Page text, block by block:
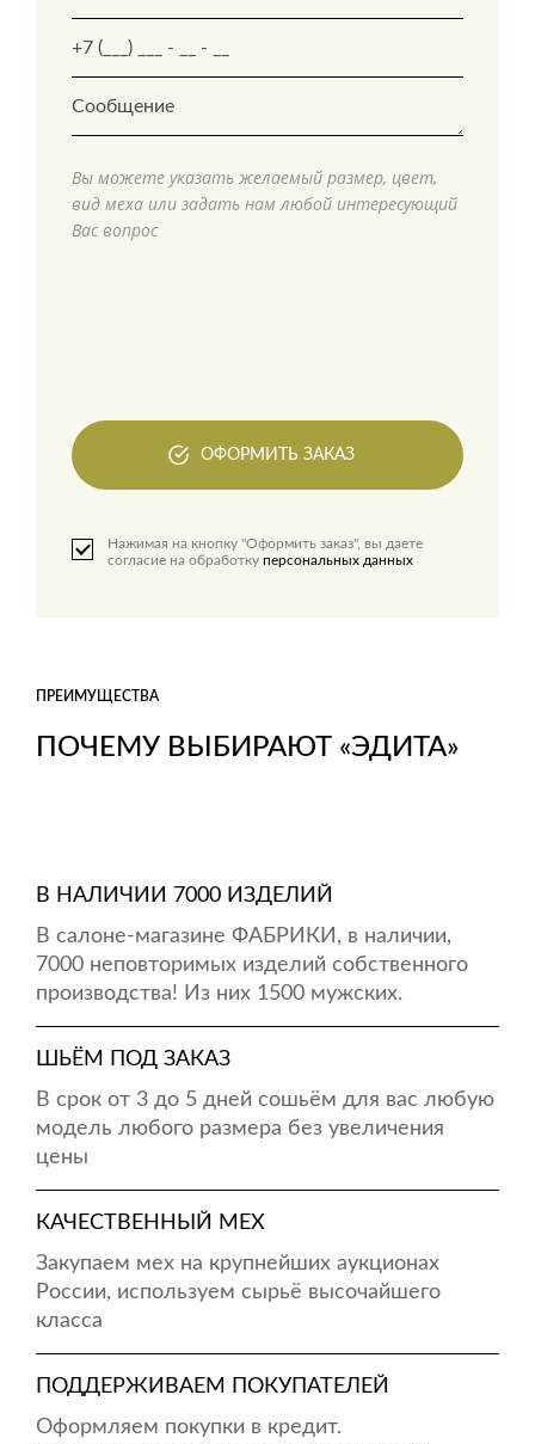
Вы можете указать желаемый размер, цвет,
вид меха или задать нам любой интересующий
Вас вопрос
ОФОРМИТЬ ЗАКАЗ
Нажимая на кнопку "Оформить заказ", вы даете
согласие на обработку персональных данных
ПОЧЕМУ ВЫБИРАЮТ «ЭДИТА»
ПРЕИМУЩЕСТВА
В НАЛИЧИИ 7000 ИЗДЕЛИЙ
В салоне-магазине ФАБРИКИ, в наличии,
7000 неповторимых изделий собственного
производства! Из них 1500 мужских.
ШЬЁМ ПОД ЗАКАЗ
В срок от 3 до 5 дней сошьём для вас любую
модель любого размера без увеличения
цены
КАЧЕСТВЕННЫЙ МЕХ
Закупаем мех на крупнейших аукционах
России, используем сырьё высочайшего
класса
ПОДДЕРЖИВАЕМ ПОКУПАТЕЛЕЙ
Оформляем покупки в кредит.